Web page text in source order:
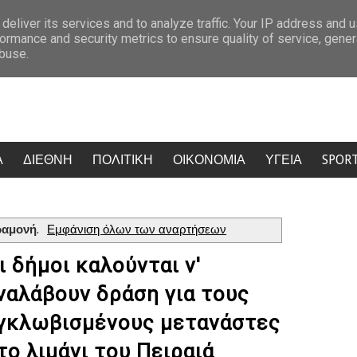
Νέα Αριστερα Σάλος στην Κρήτη: Τουρίστας ρώτησε πόσο
ΔΙΕΘΝΗ ΠΟΛΙΤΙΚΗ ΟΙΚΟΝΟΜΙΑ ΥΓΕΙΑ
. Εμφάνιση όλων των αναρτήσεων
δήμοι καλούνται ν'
δράση για τους
μετανάστες
λιμάνι του Πειραιά
its services and to analyze traffic. Your IP address and
and security metrics to ensure quality of service,